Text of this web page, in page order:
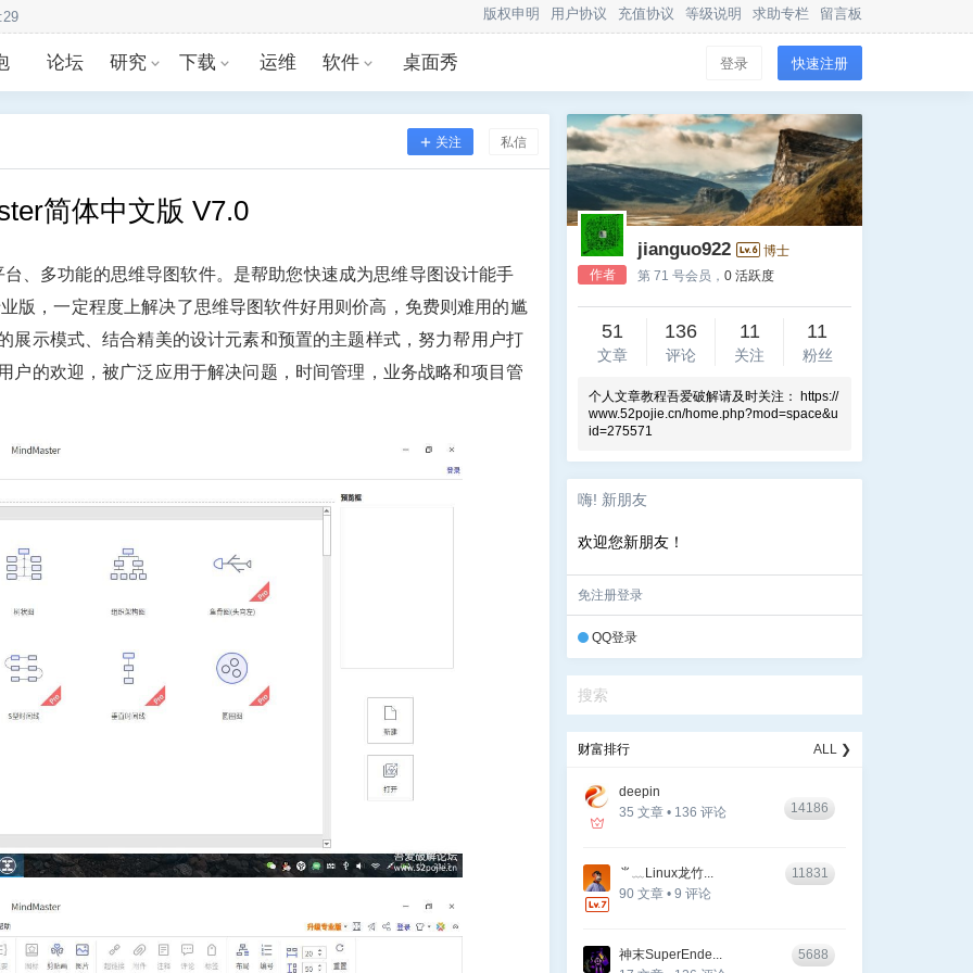
版权申明 用户协议 充值协议 等级说明 求助专栏 留言板
论坛 研究 下载 运维 软件 桌面秀 登录 快速注册
关注 私信
简体中文版 V7.0
、多功能的思维导图软件。是帮助您快速成为思维导图设计能手
版，一定程度上解决了思维导图软件好用则价高，免费则难用的尴
展示模式、结合精美的设计元素和预置的主题样式，努力帮用户打
户的欢迎，被广泛应用于解决问题，时间管理，业务战略和项目管
作者
jianguo922
博士
第 71 号会员，0 活跃度
51
文章
136
评论
11
关注
11
粉丝
个人文章教程吾爱破解请及时关注： https://
www.52pojie.cn/home.php?mod=space&u
id=275571
嗨! 新朋友
欢迎您新朋友！
免注册登录
QQ登录
财富排行 ALL ❯
deepin
35 文章 • 136 评论
14186
⺌﹏Linux龙竹...
90 文章 • 9 评论
11831
神末SuperEnde...
5688